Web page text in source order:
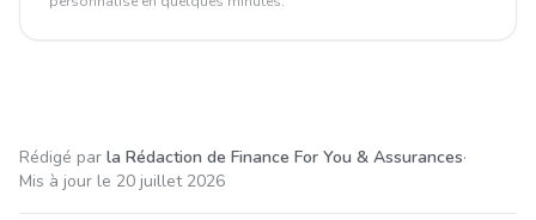
Rédigé par la Rédaction de Finance For You & Assurances·
Mis à jour le 20 juillet 2026